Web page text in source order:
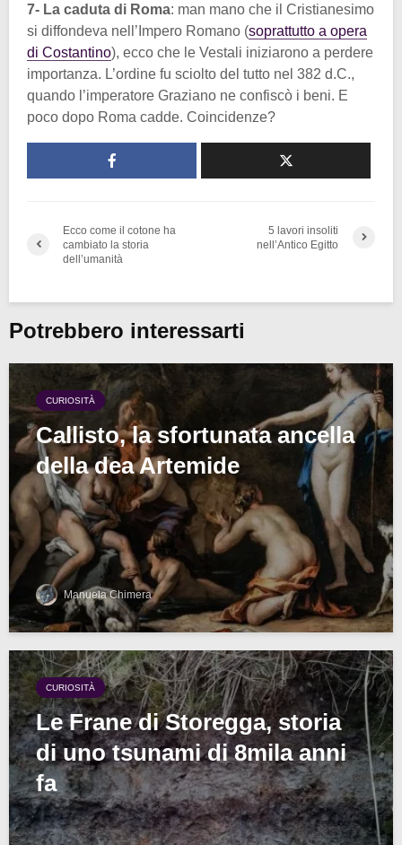
7- La caduta di Roma: man mano che il Cristianesimo
si diffondeva nell’Impero Romano (soprattutto a opera
di Costantino), ecco che le Vestali iniziarono a perdere
importanza. L’ordine fu sciolto del tutto nel 382 d.C.,
quando l’imperatore Graziano ne confiscò i beni. E
poco dopo Roma cadde. Coincidenze?
Ecco come il cotone ha
cambiato la storia
dell’umanità
5 lavori insoliti
nell’Antico Egitto
Potrebbero interessarti
CURIOSITÀ
Callisto, la sfortunata ancella
della dea Artemide
Manuela Chimera
CURIOSITÀ
Le Frane di Storegga, storia
di uno tsunami di 8mila anni
fa